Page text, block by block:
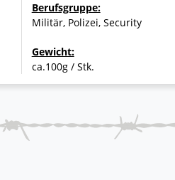
Berufsgruppe:
Militär, Polizei, Security
Gewicht:
ca.100g / Stk.